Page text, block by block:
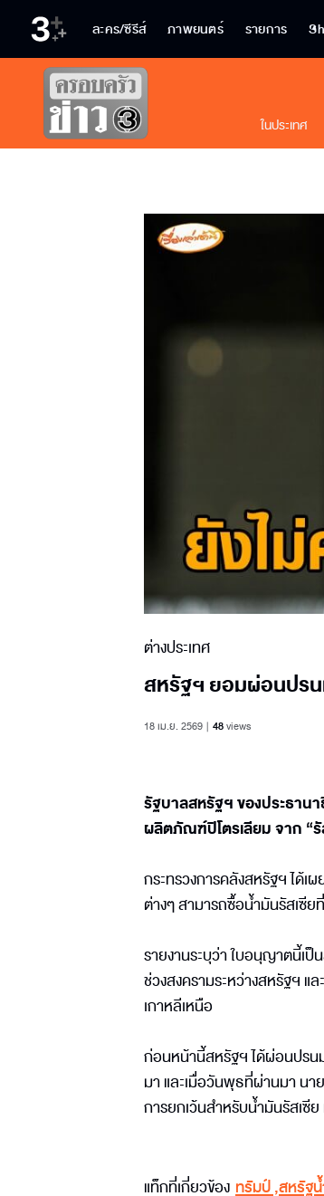
ละคร/ซีรีส์ ภาพยนตร์ รายการ
ในประเทศ
ต่างประเทศ
สหรัฐฯ ยอมผ่อนปรน
18 เม.ย. 2569 48views
รัฐบาลสหรัฐฯ ของประธาน
ผลิตภัณฑ์ปิโตรเลียม จาก “รั
กระทรวงการคลังสหรัฐฯ ได้เ
ต่างๆ สามารถซื้อน้ำมันรัสเซี
รายงานระบุว่า ใบอนุญาตนี้เ
ช่วงสงครามระหว่างสหรัฐฯ แ
เกาหลีเหนือ
ก่อนหน้านี้สหรัฐฯ ได้ผ่อนปรน
มา และเมื่อวันพุธที่ผ่านมา นา
การยกเว้นสำหรับน้ำมันรัสเ
แท็กที่เกี่ยวข้อง ทรัมป์,สหรัฐ